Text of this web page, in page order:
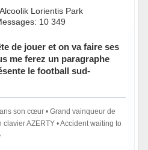
Lorientis Park
10 349
de jouer et on va faire ses
me ferez un paragraphe
le football sud-
son cœur • Grand vainqueur de
AZERTY • Accident waiting to